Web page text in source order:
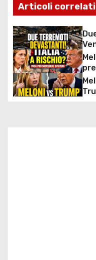
i
g
a
z
i
Articoli correlati